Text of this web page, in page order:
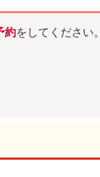
約をしてください。